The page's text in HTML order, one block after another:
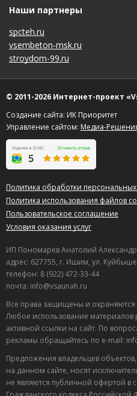
Наши партнеры
spcteh.ru
vsembeton-msk.ru
stroydom-99.ru
© 2011-2026 Интернет-проект
Создание сайта: ИК Приоритет
Управление сайтом: Медиа-
Политика обработки
Политика использования файлов
Пользовательское соглашение
Условия оказания услуг
ИП Пономарев Анатолий
адрес: 627755, г. Ишим, ул.
телефон: 8 (922) 472-33-44
почта: info@vsaunah.ru
Все права защищены и охраняются
Любое использование
активной ссылки на сайт. По
рекламы обращайтесь по e-mail:
Предложения владельцев
на данном сайте, носят
не являются публичной офертой в